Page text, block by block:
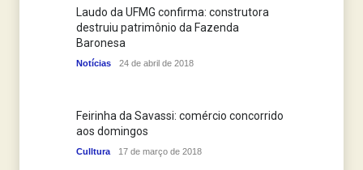
Laudo da UFMG confirma: construtora
destruiu patrimônio da Fazenda
Baronesa
Notícias 24 de abril de 2018
Feirinha da Savassi: comércio concorrido
aos domingos
Culltura 17 de março de 2018